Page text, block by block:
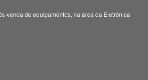
venda de equipamentos, na área da Eletrónica